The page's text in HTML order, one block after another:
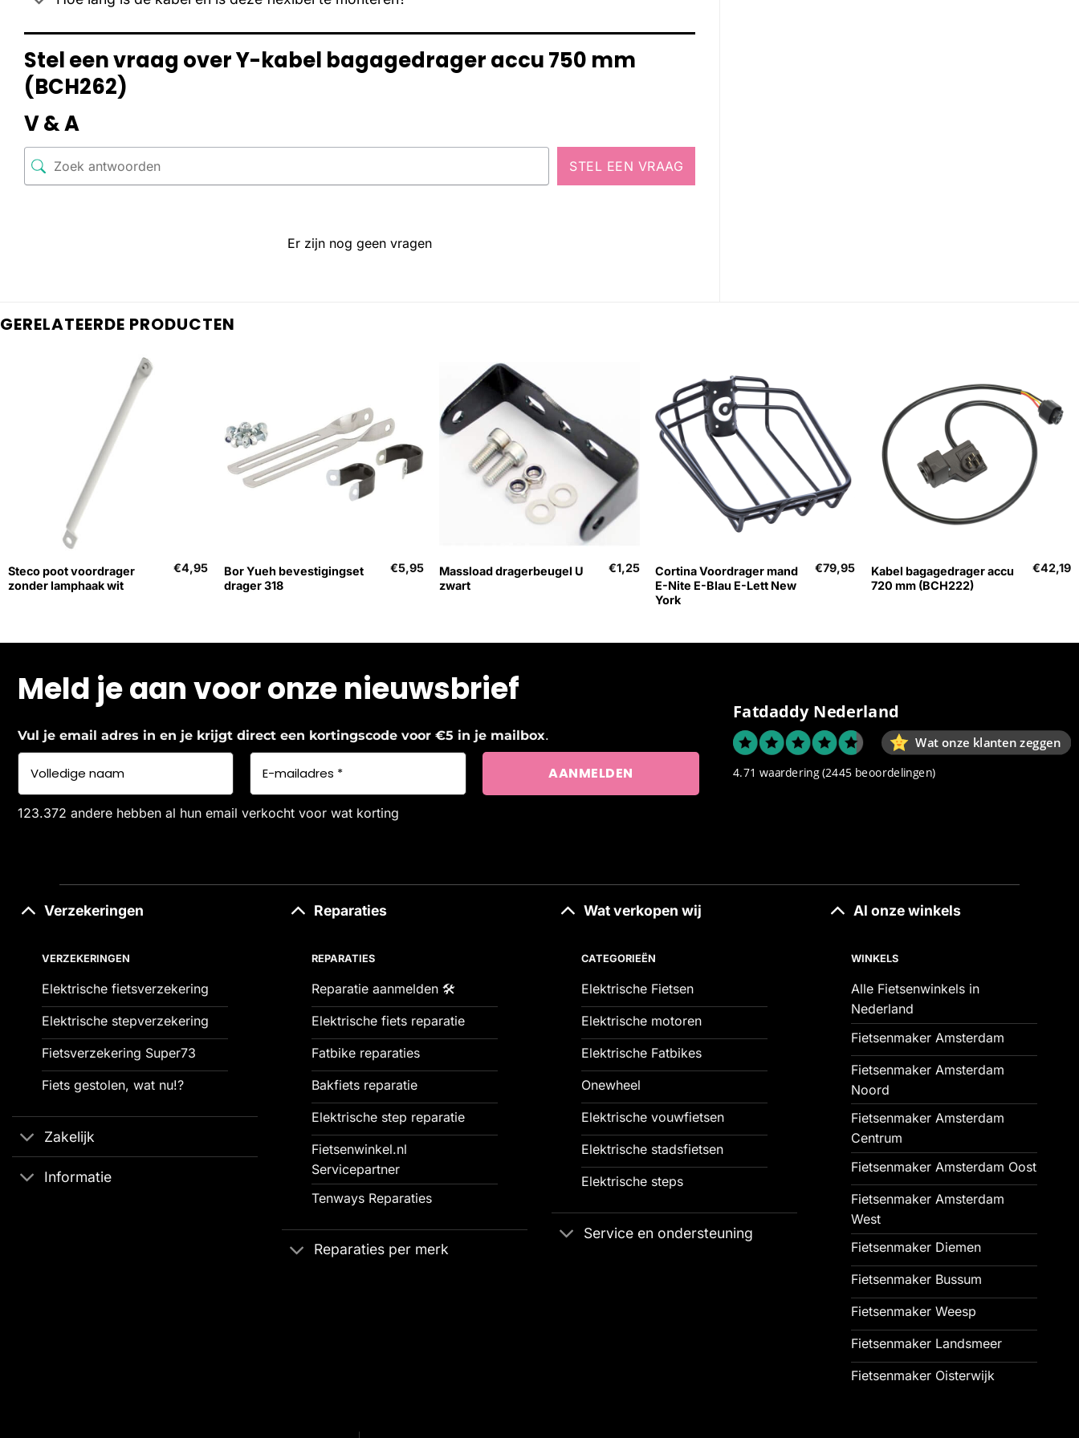
Stel een vraag over Y-kabel bagagedrager accu 750 mm
(BCH262)
V & A
STEL EEN VRAAG
Er zijn nog geen vragen
GERELATEERDE PRODUCTEN
Steco poot voordrager
zonder lamphaak wit
€4,95
Bor Yueh bevestigingset
drager 318
€5,95
Massload dragerbeugel U
zwart
€1,25
Cortina Voordrager mand
E-Nite E-Blau E-Lett New
York
€79,95
Kabel bagagedrager accu
720 mm (BCH222)
€42,19
Meld je aan voor onze nieuwsbrief
Vul je email adres in en je krijgt direct een kortingscode voor €5 in je mailbox.
123.372 andere hebben al hun email verkocht voor wat korting
Fatdaddy Nederland
Wat onze klanten zeggen
4.71 waardering (2445 beoordelingen)
Verzekeringen
VERZEKERINGEN
Elektrische fietsverzekering
Elektrische stepverzekering
Fietsverzekering Super73
Fiets gestolen, wat nu!?
Zakelijk
Informatie
Reparaties
REPARATIES
Reparatie aanmelden 🛠️
Elektrische fiets reparatie
Fatbike reparaties
Bakfiets reparatie
Elektrische step reparatie
Fietsenwinkel.nl
Servicepartner
Tenways Reparaties
Reparaties per merk
Wat verkopen wij
CATEGORIEËN
Elektrische Fietsen
Elektrische motoren
Elektrische Fatbikes
Onewheel
Elektrische vouwfietsen
Elektrische stadsfietsen
Elektrische steps
Service en ondersteuning
Al onze winkels
WINKELS
Alle Fietsenwinkels in
Nederland
Fietsenmaker Amsterdam
Fietsenmaker Amsterdam
Noord
Fietsenmaker Amsterdam
Centrum
Fietsenmaker Amsterdam Oost
Fietsenmaker Amsterdam
West
Fietsenmaker Diemen
Fietsenmaker Bussum
Fietsenmaker Weesp
Fietsenmaker Landsmeer
Fietsenmaker Oisterwijk